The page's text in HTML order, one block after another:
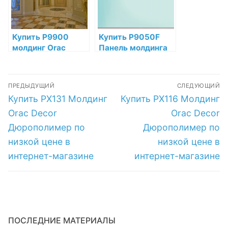
Купить P9900
молдинг Orac
интернет-
магазине
Купить P9050F
Панель молдинга
магазине
Навигация
по
записям
ПРЕДЫДУЩИЙ
Предыдущая
запись:
Купить PX131 Молдинг
Orac Decor
Дюрополимер по
низкой цене в
интернет-магазине
СЛЕДУЮЩИЙ
Следующая
Купить PX116 Молдинг
Orac Decor
Дюрополимер по
низкой цене в
интернет-магазине
ПОСЛЕДНИЕ МАТЕРИАЛЫ